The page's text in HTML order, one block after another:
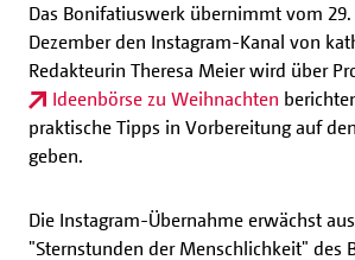
Das Bonifatiuswerk übernimmt vom
Dezember den Instagram-Kanal von
Redakteurin Theresa Meier wird über
Ideenbörse zu Weihnachten
praktische Tipps in Vorbereitung auf
geben.
Die Instagram-Übernahme erwächst
"Sternstunden der Menschlichkeit" des